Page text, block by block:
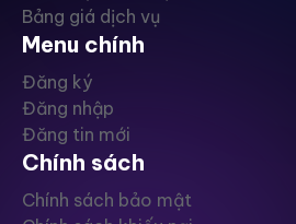
Bảng giá dịch vụ
Menu chính
Đăng ký
Đăng nhập
Đăng tin mới
Chính sách
Chính sách bảo mật